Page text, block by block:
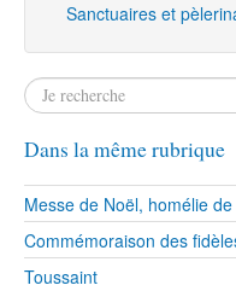
Sanctuaires et
Dans la même rubrique
Messe de Noël, homélie
Commémoraison des
Toussaint